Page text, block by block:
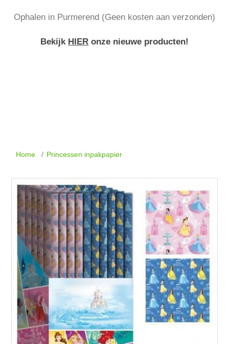
Ophalen in Purmerend (Geen kosten aan verzonden)
Bekijk HIER onze nieuwe producten!
Home / Princessen inpakpapier